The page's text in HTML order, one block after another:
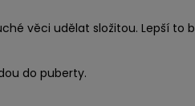
věci udělat složitou. Lepší to
do puberty.